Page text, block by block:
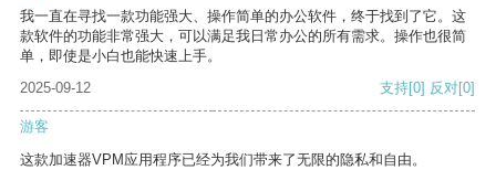
我一直在寻找一款功能强大、操作简单的办公软件，终于找到了它。这
款软件的功能非常强大，可以满足我日常办公的所有需求。操作也很简
单，即使是小白也能快速上手。
2025-09-12
支持[0] 反对[0]
游客
这款加速器VPM应用程序已经为我们带来了无限的隐私和自由。